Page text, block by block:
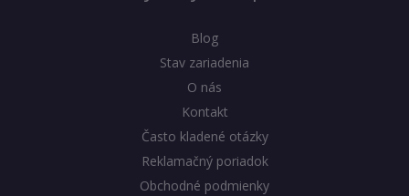
Blog
Stav zariadenia
O nás
Kontakt
Často kladené otázky
Reklamačný poriadok
Obchodné podmienky